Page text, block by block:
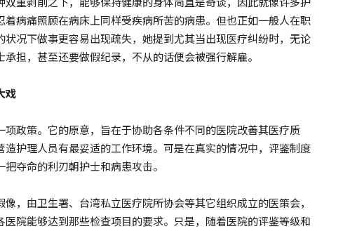
病痛照顾在病床上同样受疾病所苦的病患。但也正如一般人在职
况下做事更容易出现疏失，她提到尤其当出现医疗纠纷时，无论
担，甚至还要做假纪录，不从的话便会被强行解雇。
戏
政策。它的原意，旨在于协助各条件不同的医院改善其医疗质
护理人员有最妥适的工作环境。可是在真实的情况中，评鉴制度
夺命的利刃朝护士和病患攻击。
，由卫生署、台湾私立医疗院所协会等其它组织成立的医策会，
院能够达到那些检查项目的要求。只是，随着医院的评鉴等级和